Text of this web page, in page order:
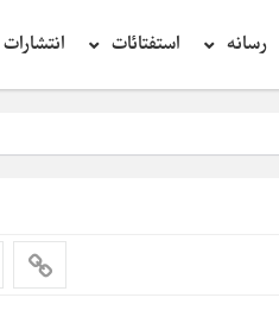
رسانه استفتائات انتشارات